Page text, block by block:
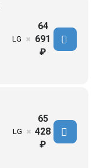
LG ✖
64
691
₽
LG ✖
65
428
₽